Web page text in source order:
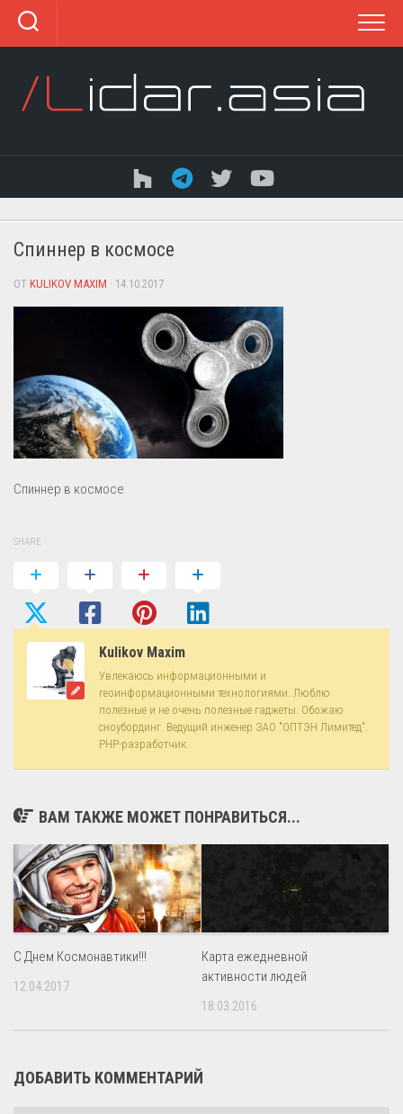
Перейти
содержанию
Спиннер в космосе
ОТ KULIKOV MAXIM · 14.10.2017
Спиннер в космосе
SHARE
Kulikov Maxim
Увлекаюсь информационными и
геоинформационными технологиями. Люблю
полезные и не очень полезные гаджеты. Обожаю
сноубординг. Ведущий инженер ЗАО "ОПТЭН Лимитед".
PHP-разработчик.
ВАМ ТАКЖЕ МОЖЕТ ПОНРАВИТЬСЯ...
С Днем Космонавтики!!!
12.04.2017
Карта ежедневной
активности людей
18.03.2016
ДОБАВИТЬ КОММЕНТАРИЙ